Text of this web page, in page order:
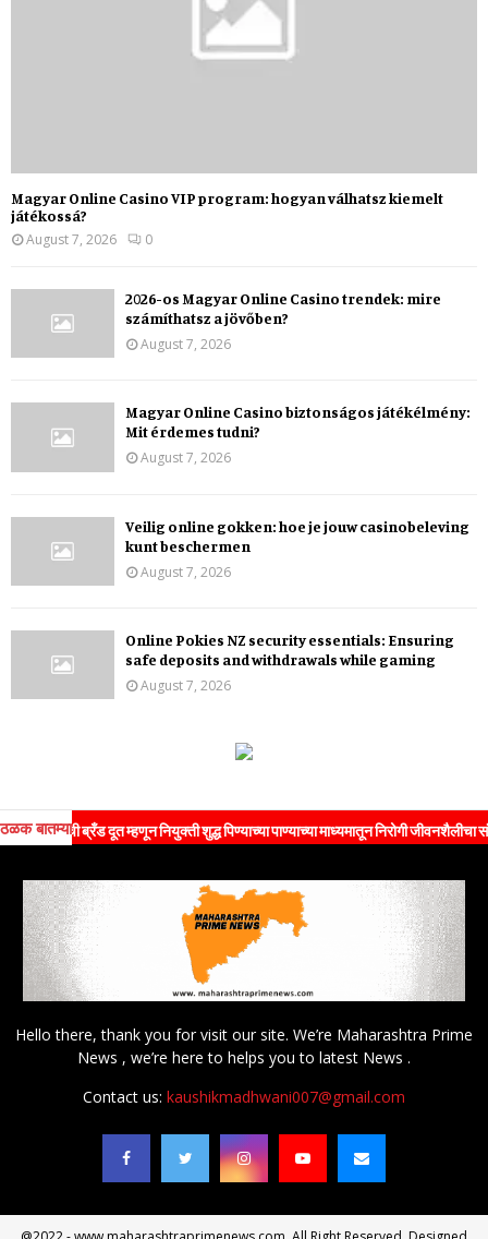
Magyar Online Casino VIP program: hogyan válhatsz kiemelt
játékossá?
August 7, 2026
0
2026-os Magyar Online Casino trendek: mire
számíthatsz a jövőben?
August 7, 2026
Magyar Online Casino biztonságos játékélmény:
Mit érdemes tudni?
August 7, 2026
Veilig online gokken: hoe je jouw casinobeleving
kunt beschermen
August 7, 2026
Online Pokies NZ security essentials: Ensuring
safe deposits and withdrawals while gaming
August 7, 2026
ठळक बातम्या
ब्रँड दूत म्हणून नियुक्ती शुद्ध पिण्याच्या पाण्याच्या माध्यमातून निरोगी जीवनशैलीचा संदेश
Hello there, thank you for visit our site. We’re Maharashtra Prime
News , we’re here to helps you to latest News .
Contact us: kaushikmadhwani007@gmail.com